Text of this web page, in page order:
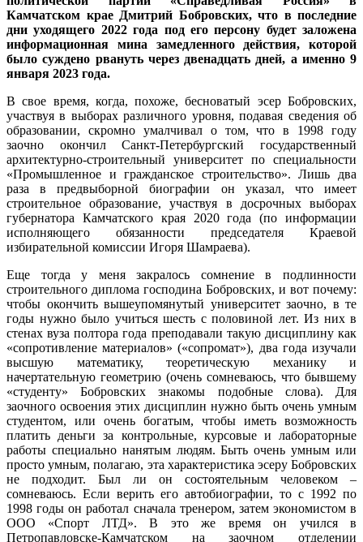
Камчатском крае Дмитрий Бобровских, что в последние
дни уходящего 2022 года под его персону будет заложена
информационная мина замедленного действия, которой
было суждено рвануть через двенадцать дней, а именно 9
января 2023 года.
В свое время, когда, похоже, бесноватый эсер Бобровских,
участвуя в выборах различного уровня, подавая сведения об
образовании, скромно умалчивал о том, что в 1998 году
заочно окончил Санкт-Петербургский государственный
архитектурно-строительный университет по специальности
«Промышленное и гражданское строительство». Лишь два
раза в предвыборной биографии он указал, что имеет
строительное образование, участвуя в досрочных выборах
губернатора Камчатского края 2020 года (по информации
исполняющего обязанности председателя Краевой
избирательной комиссии Игоря Шамраева).
Еще тогда у меня закралось сомнение в подлинности
строительного диплома господина Бобровских, и вот почему:
чтобы окончить вышеупомянутый университет заочно, в те
годы нужно было учиться шесть с половиной лет. Из них в
стенах вуза полтора года преподавали такую дисциплину как
«сопротивление материалов» («сопромат»), два года изучали
высшую математику, теоретическую механику и
начертательную геометрию (очень сомневаюсь, что бывшему
«студенту» Бобровских знакомы подобные слова). Для
заочного освоения этих дисциплин нужно быть очень умным
студентом, или очень богатым, чтобы иметь возможность
платить деньги за контрольные, курсовые и лабораторные
работы специально нанятым людям. Быть очень умным или
просто умным, полагаю, эта характеристика эсеру Бобровских
не подходит. Был ли он состоятельным человеком –
сомневаюсь. Если верить его автобиографии, то с 1992 по
1998 годы он работал сначала тренером, затем экономистом в
ООО «Спорт ЛТД». В это же время он учился в
Петропавловске-Камчатском на заочном отделении